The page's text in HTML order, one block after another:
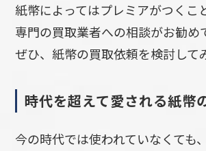
紙幣によってはプレミアがつくこ
専門の買取業者への相談がお勧め
ぜひ、紙幣の買取依頼を検討して
時代を超えて愛される紙幣
今の時代では使われていなくても